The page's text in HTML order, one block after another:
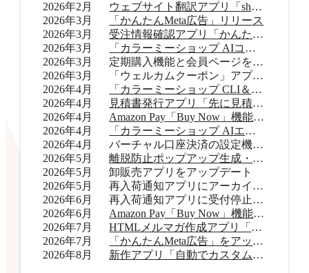
2026年2月
ウェブサイト翻訳アプリ「shutto翻訳」リリース
2026年3月
「かんたんMeta広告」リリース
2026年3月
受注情報確認アプリ「かんたん顧客対応」リリース
2026年3月
「カラーミーショップ AIコネクター」リリース
2026年3月
定期購入機能と会員ページをアップデート
2026年3月
「ウェルカムクーポン」アプリをアップデート
2026年4月
「カラーミーショップ CLI＆Skills」をリリース
2026年4月
見積書発行アプリ「先に見積くだサイ for カラーミーショップ」リリース
2026年4月
Amazon Pay「Buy Now」機能をアップデート
2026年4月
「カラーミーショップ AIエージェント」をリリース
2026年4月
バーチャル口座決済の設定機能をアップデート
2026年5月
離脱防止ポップアップ生成・表示アプリ「OneCatch」リリース
2026年5月
卸販売アプリをアップデート
2026年5月
再入荷通知アプリにアーカイブ機能を追加
2026年6月
再入荷通知アプリに受付停止表示機能を追加
2026年6月
Amazon Pay「Buy Now」機能をアップデート
2026年7月
HTMLメルマガ作成アプリ「AI HTMLメールマガジン」リリース
2026年7月
「かんたんMeta広告」をアップデート
2026年8月
新作アプリ「自動でカスタムラベル君」リリース